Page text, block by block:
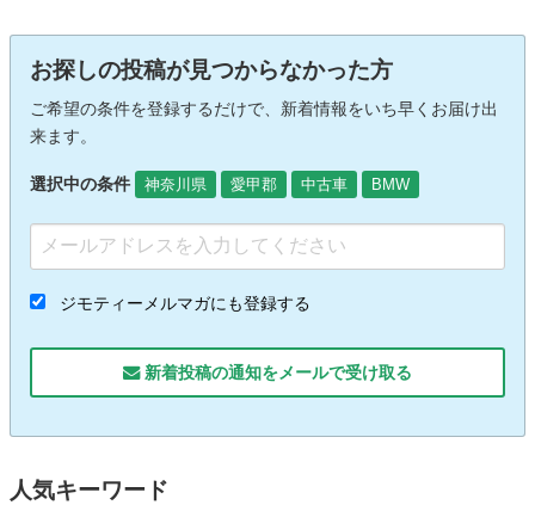
お探しの投稿が見つからなかった方
ご希望の条件を登録するだけで、新着情報をいち早くお届け出
来ます。
選択中の条件 神奈川県 愛甲郡 中古車 BMW
ジモティーメルマガにも登録する
新着投稿の通知をメールで受け取る
人気キーワード